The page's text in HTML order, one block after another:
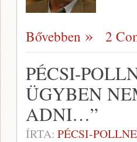
Bővebben 2
PÉCSI-
ÜGYBEN
ADNI…”
ÍRTA: PÉCSI-